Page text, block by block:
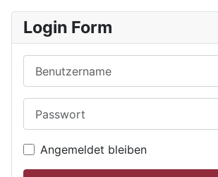
Login Form
Angemeldet bleiben